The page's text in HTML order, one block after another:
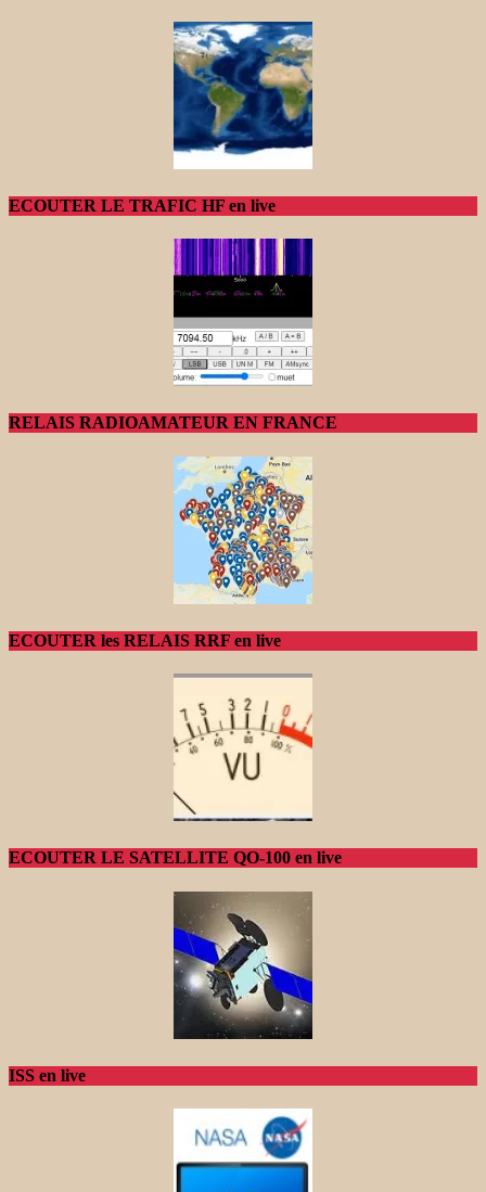
ECOUTER LE TRAFIC HF en live
RELAIS RADIOAMATEUR EN FRANCE
ECOUTER les RELAIS RRF en live
ECOUTER LE SATELLITE QO-100 en live
ISS en live